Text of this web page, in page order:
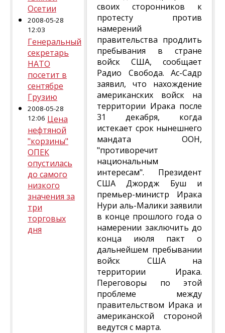
Осетии
2008-05-28
12:03
Генеральный
секретарь
НАТО
посетит в
сентябре
Грузию
2008-05-28
12:06 Цена
нефтяной
"корзины"
ОПЕК
опустилась
до самого
низкого
значения за
три
торговых
дня
своих сторонников к
протесту против
намерений
правительства продлить
пребывания в стране
войск США, сообщает
Радио Свобода. Ас-Садр
заявил, что нахождение
американских войск на
территории Ирака после
31 декабря, когда
истекает срок нынешнего
мандата ООН,
"противоречит
национальным
интересам". Президент
США Джордж Буш и
премьер-министр Ирака
Нури аль-Малики заявили
в конце прошлого года о
намерении заключить до
конца июля пакт о
дальнейшем пребывании
войск США на
территории Ирака.
Переговоры по этой
проблеме между
правительством Ирака и
американской стороной
ведутся с марта.